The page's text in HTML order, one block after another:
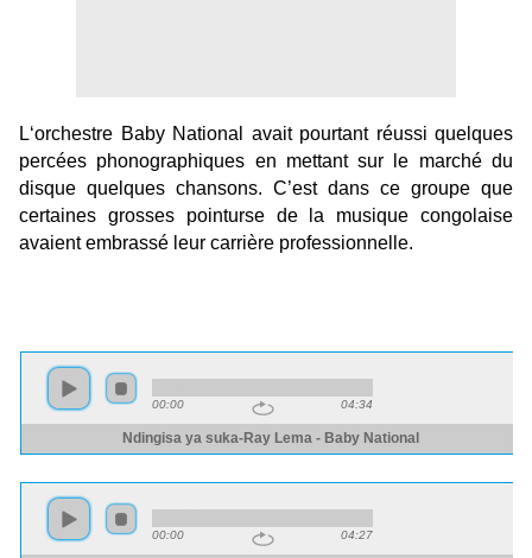
L‘orchestre Baby National avait pourtant réussi quelques
percées phonographiques en mettant sur le marché du
disque quelques chansons. C’est dans ce groupe que
certaines grosses pointurse de la musique congolaise
avaient embrassé leur carrière professionnelle.